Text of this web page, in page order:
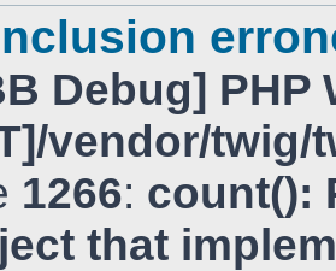
Debug] PHP
vendor/
1266: count():
that